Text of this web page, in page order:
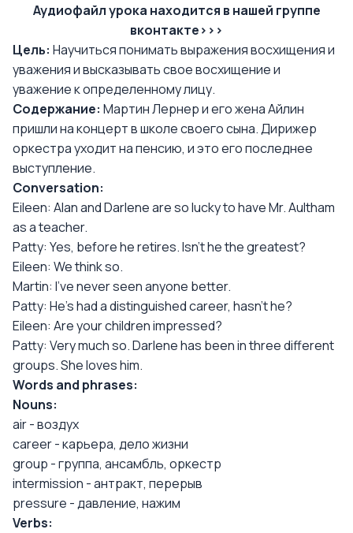
Аудиофайл урока находится в нашей группе
вконтакте>>>
Цель: Научиться понимать выражения восхищения и
уважения и высказывать свое восхищение и
уважение к определенному лицу.
Содержание: Мартин Лернер и его жена Айлин
пришли на концерт в школе своего сына. Дирижер
оркестра уходит на пенсию, и это его последнее
выступление.
Conversation:
Eileen: Alan and Darlene are so lucky to have Mr. Aultham
as a teacher.
Patty: Yes, before he retires. Isn't he the greatest?
Eileen: We think so.
Martin: I've never seen anyone better.
Patty: He's had a distinguished career, hasn't he?
Eileen: Are your children impressed?
Patty: Very much so. Darlene has been in three different
groups. She loves him.
Words and phrases:
Nouns:
air - воздух
career - карьера, дело жизни
group - группа, ансамбль, оркестр
intermission - антракт, перерыв
pressure - давление, нажим
Verbs: